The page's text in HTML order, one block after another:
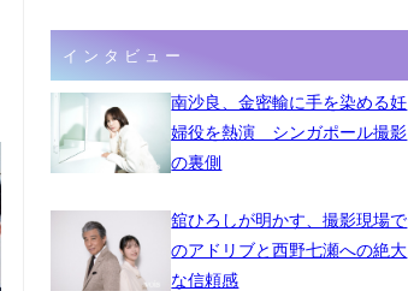
インタビュー
南沙良、金密輸に手を染める妊
婦役を熱演 シンガポール撮影
の裏側
舘ひろしが明かす、撮影現場で
のアドリブと西野七瀬への絶大
な信頼感